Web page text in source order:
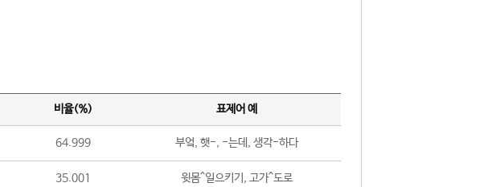
비율(%) 표제어 예
64.999 부엌, 햇-, -는데, 생각-하다
35.001 윗몸^일으키기, 고가^도로